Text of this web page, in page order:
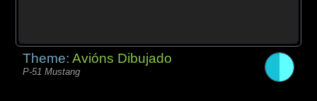
Theme:Avións Dibujado
P-51 Mustang